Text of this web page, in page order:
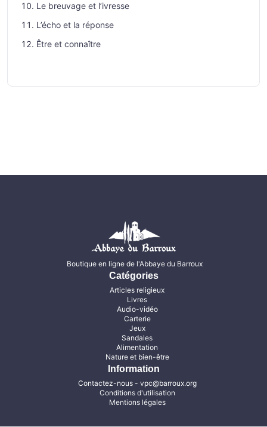
Le breuvage et l’ivresse
L’écho et la réponse
Être et connaître
Boutique en ligne de l'Abbaye du Barroux
Catégories
Articles religieux
Livres
Audio-vidéo
Carterie
Jeux
Sandales
Alimentation
Nature et bien-être
Information
Contactez-nous- vpc@barroux.org
Conditions d'utilisation
Mentions légales